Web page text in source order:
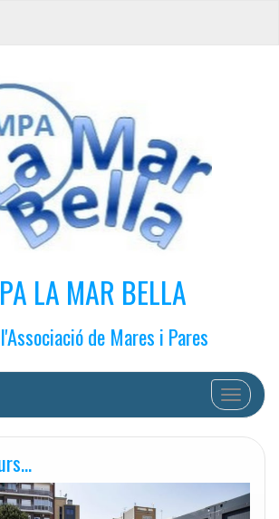
LA MAR BELLA
de Mares i Pares
Cambiar